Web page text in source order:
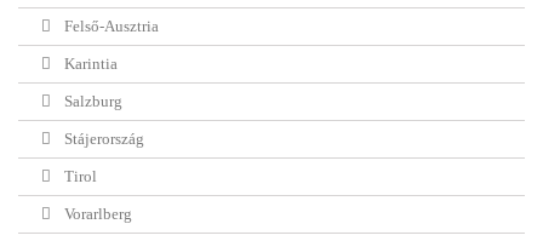
Felső-Ausztria
Karintia
Salzburg
Stájerország
Tirol
Vorarlberg